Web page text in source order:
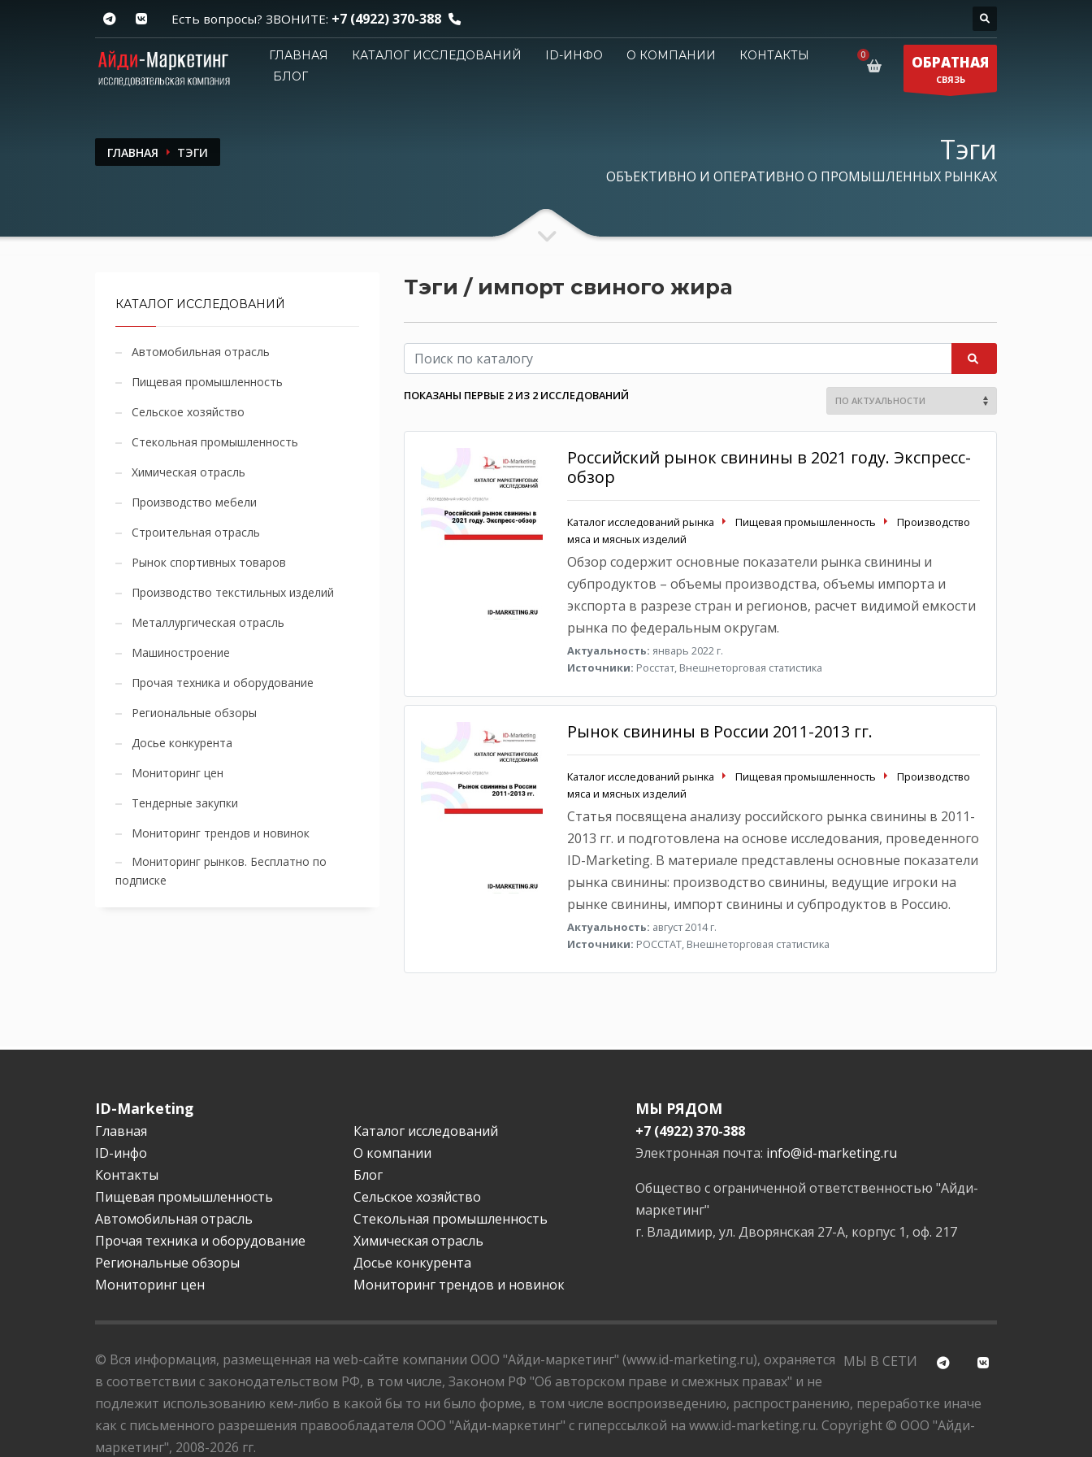
Есть вопросы? ЗВОНИТЕ: +7 (4922) 370-388
ГЛАВНАЯ КАТАЛОГ ИССЛЕДОВАНИЙ ID-ИНФО О КОМПАНИИ
КОНТАКТЫ
БЛОГ
ОБРАТНАЯ
СВЯЗЬ
ГЛАВНАЯ ТЭГИ Тэги
ОБЪЕКТИВНО И ОПЕРАТИВНО О ПРОМЫШЛЕННЫХ РЫНКАХ
Тэги / импорт свиного жира
ПОКАЗАНЫ ПЕРВЫЕ 2 ИЗ 2 ИССЛЕДОВАНИЙ
Российский рынок свинины в 2021 году. Экспресс-
обзор
Каталог исследований рынка Пищевая промышленность
Производство
мяса и мясных изделий
Обзор содержит основные показатели рынка свинины и
субпродуктов – объемы производства, объемы импорта и
экспорта в разрезе стран и регионов, расчет видимой емкости
рынка по федеральным округам.
Актуальность: январь 2022 г.
Источники: Росстат, Внешнеторговая статистика
Рынок свинины в России 2011-2013 гг.
Каталог исследований рынка Пищевая промышленность
Производство
мяса и мясных изделий
Статья посвящена анализу российского рынка свинины в 2011-
2013 гг. и подготовлена на основе исследования, проведенного
ID-Marketing. В материале представлены основные показатели
рынка свинины: производство свинины, ведущие игроки на
рынке свинины, импорт свинины и субпродуктов в Россию.
Актуальность: август 2014 г.
Источники: РОССТАТ, Внешнеторговая статистика
КАТАЛОГ ИССЛЕДОВАНИЙ
Автомобильная отрасль
Пищевая промышленность
Сельское хозяйство
Стекольная промышленность
Химическая отрасль
Производство мебели
Строительная отрасль
Рынок спортивных товаров
Производство текстильных изделий
Металлургическая отрасль
Машиностроение
Прочая техника и оборудование
Региональные обзоры
Досье конкурента
Мониторинг цен
Тендерные закупки
Мониторинг трендов и новинок
Мониторинг рынков. Бесплатно по
подписке
ID-Marketing
Главная
Каталог исследований
ID-инфо
О компании
Контакты
Блог
Пищевая промышленность
Сельское хозяйство
Автомобильная отрасль
Стекольная промышленность
Прочая техника и оборудование
Химическая отрасль
Региональные обзоры
Досье конкурента
Мониторинг цен
Мониторинг трендов и новинок
МЫ РЯДОМ
+7 (4922) 370-388
Электронная почта: info@id-marketing.ru
Общество с ограниченной ответственностью "Айди-
маркетинг"
г. Владимир, ул. Дворянская 27-А, корпус 1, оф. 217
МЫ В СЕТИ
© Вся информация, размещенная на web-сайте компании ООО "Айди-маркетинг" (www.id-marketing.ru), охраняется
в соответствии с законодательством РФ, в том числе, Законом РФ "Об авторском праве и смежных правах" и не
подлежит использованию кем-либо в какой бы то ни было форме, в том числе воспроизведению, распространению, переработке иначе
как с письменного разрешения правообладателя ООО "Айди-маркетинг" с гиперссылкой на www.id-marketing.ru. Copyright © ООО "Айди-
маркетинг", 2008-2026 гг.